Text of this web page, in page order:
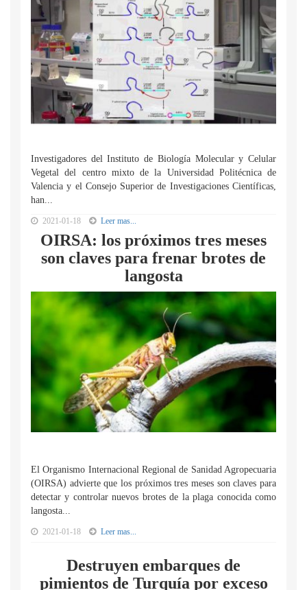
Investigadores del Instituto de Biología Molecular y Celular
Vegetal del centro mixto de la Universidad Politécnica de
Valencia y el Consejo Superior de Investigaciones Científicas,
han...
2021-01-18 Leer mas...
OIRSA: los próximos tres meses
son claves para frenar brotes de
langosta
El Organismo Internacional Regional de Sanidad Agropecuaria
(OIRSA) advierte que los próximos tres meses son claves para
detectar y controlar nuevos brotes de la plaga conocida como
langosta...
2021-01-18 Leer mas...
Destruyen embarques de
pimientos de Turquía por exceso